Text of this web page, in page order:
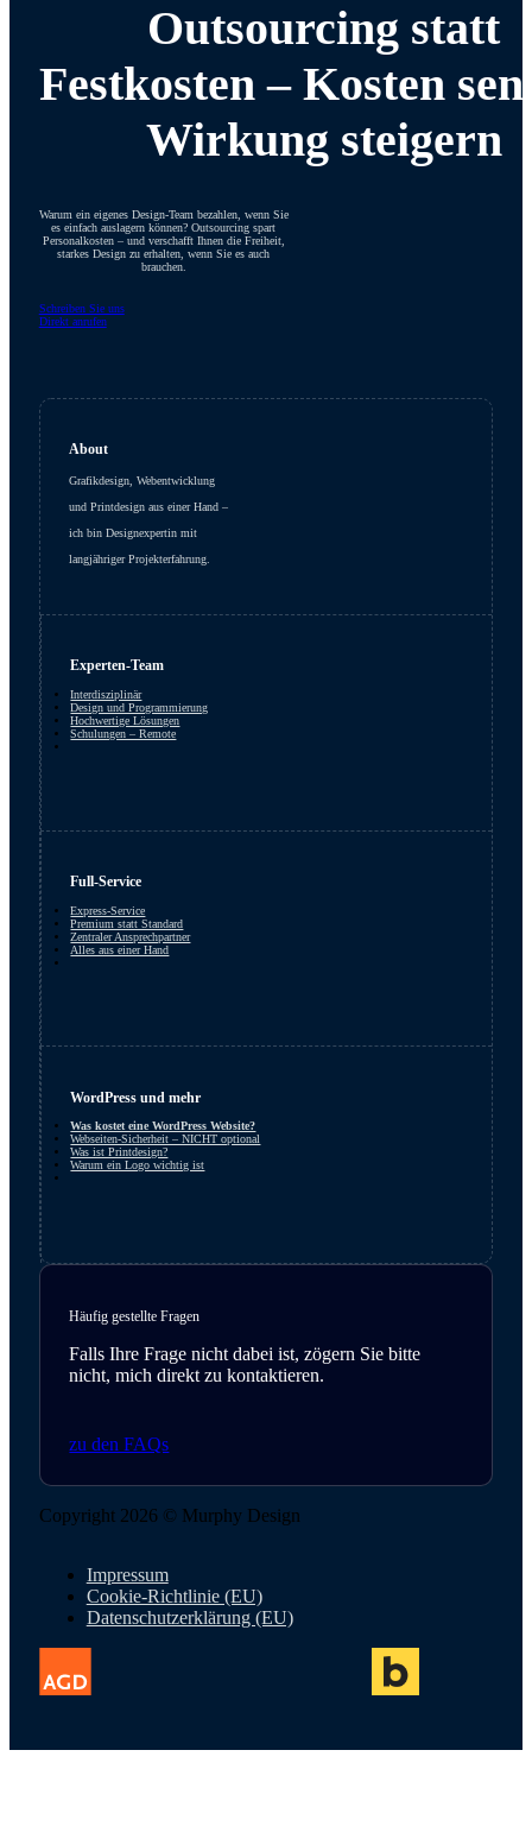
Outsourcing statt
Festkosten – Kosten
Wirkung steigern
Warum ein eigenes Design-Team bezahlen, wenn Sie
es einfach auslagern können? Outsourcing spart
Personalkosten – und verschafft Ihnen die Freiheit,
starkes Design zu erhalten, wenn Sie es auch
brauchen.
Schreiben Sie uns
Direkt anrufen
About
Grafikdesign, Webentwicklung
und Printdesign aus einer Hand –
ich bin Designexpertin mit
langjähriger Projekterfahrung.
Experten-Team
Interdisziplinär
Design und Programmierung
Hochwertige Lösungen
Schulungen – Remote
Full-Service
Express-Service
Premium statt Standard
Zentraler Ansprechpartner
Alles aus einer Hand
WordPress und mehr
Was kostet eine WordPress Website?
Webseiten-Sicherheit – NICHT optional
Was ist Printdesign?
Warum ein Logo wichtig ist
Häufig gestellte Fragen
Falls Ihre Frage nicht dabei ist, zögern Sie bitte
nicht, mich direkt zu kontaktieren.
zu den FAQs
Copyright 2026 © Murphy Design
Impressum
Cookie-Richtlinie (EU)
Datenschutzerklärung (EU)